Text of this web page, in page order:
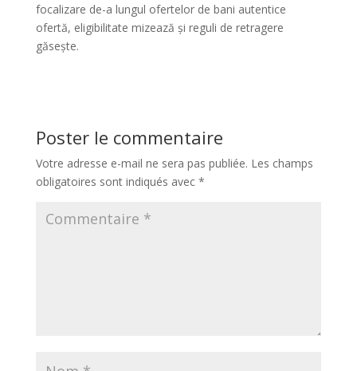
focalizare de-a lungul ofertelor de bani autentice
ofertă, eligibilitate mizează și reguli de retragere
găsește.
Poster le commentaire
Votre adresse e-mail ne sera pas publiée. Les champs
obligatoires sont indiqués avec *